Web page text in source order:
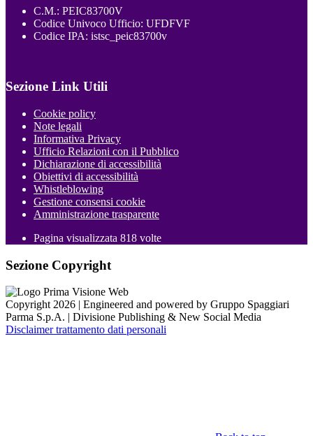
C.M.: PEIC83700V
Codice Univoco Ufficio: UFDFVF
Codice IPA: istsc_peic83700v
Sezione Link Utili
Cookie policy
Note legali
Informativa Privacy
Ufficio Relazioni con il Pubblico
Dichiarazione di accessibilità
Obiettivi di accessibilità
Whistleblowing
Gestione consensi cookie
Amministrazione trasparente
Pagina visualizzata 818 volte
Sezione Copyright
Copyright 2026 | Engineered and powered by Gruppo Spaggiari
Parma S.p.A. | Divisione Publishing & New Social Media
Disclaimer trattamento dati personali